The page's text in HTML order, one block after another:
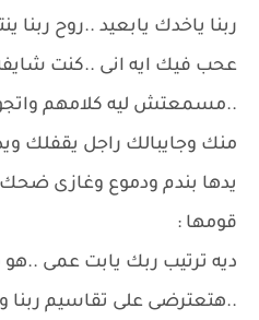
ربنا ياخدك يابعيد ..روح ربنا
عحب فيك ايه انى ..كنت
..مسمعتش ليه كلامهم
منك وجايبالك راجل يقفلك
يدها بندم ودموع وغازى
قومها :
ديه ترتيب ربك يابت عمى
..هتعترضى على تقاسيم ربنا